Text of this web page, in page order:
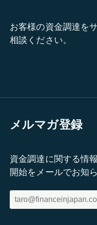
お客様の資金調達を
相談ください。
メルマガ登録
資金調達に関する情
開始をメールでお知